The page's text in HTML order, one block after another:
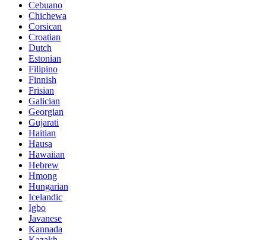
Cebuano
Chichewa
Corsican
Croatian
Dutch
Estonian
Filipino
Finnish
Frisian
Galician
Georgian
Gujarati
Haitian
Hausa
Hawaiian
Hebrew
Hmong
Hungarian
Icelandic
Igbo
Javanese
Kannada